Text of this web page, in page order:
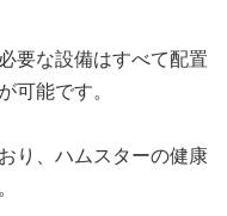
要な設備はすべて配置
可能です。
り、ハムスターの健康